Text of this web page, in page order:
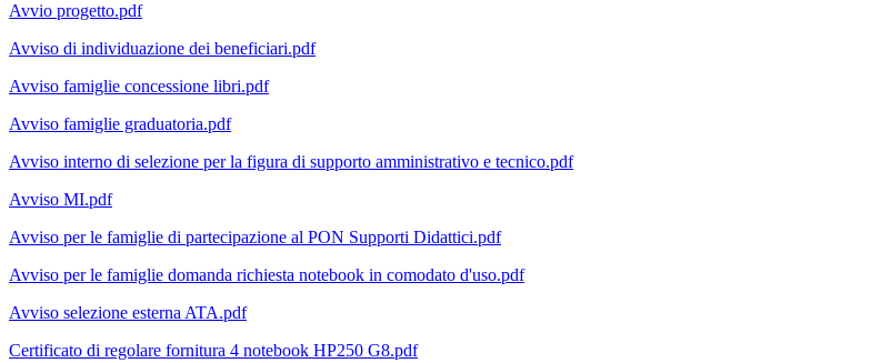
Avvio progetto.pdf
Avviso di individuazione dei beneficiari.pdf
Avviso famiglie concessione libri.pdf
Avviso famiglie graduatoria.pdf
Avviso interno di selezione per la figura di supporto amministrativo e tecnico.pdf
Avviso MI.pdf
Avviso per le famiglie di partecipazione al PON Supporti Didattici.pdf
Avviso per le famiglie domanda richiesta notebook in comodato d'uso.pdf
Avviso selezione esterna ATA.pdf
Certificato di regolare fornitura 4 notebook HP250 G8.pdf